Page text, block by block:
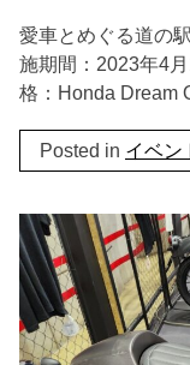
愛車とめぐる道の
施期間：2023年4
格：Honda Dream
Posted in イベン